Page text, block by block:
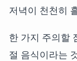
저녁이 천천히
한 가지 주의할
절 음식이라는